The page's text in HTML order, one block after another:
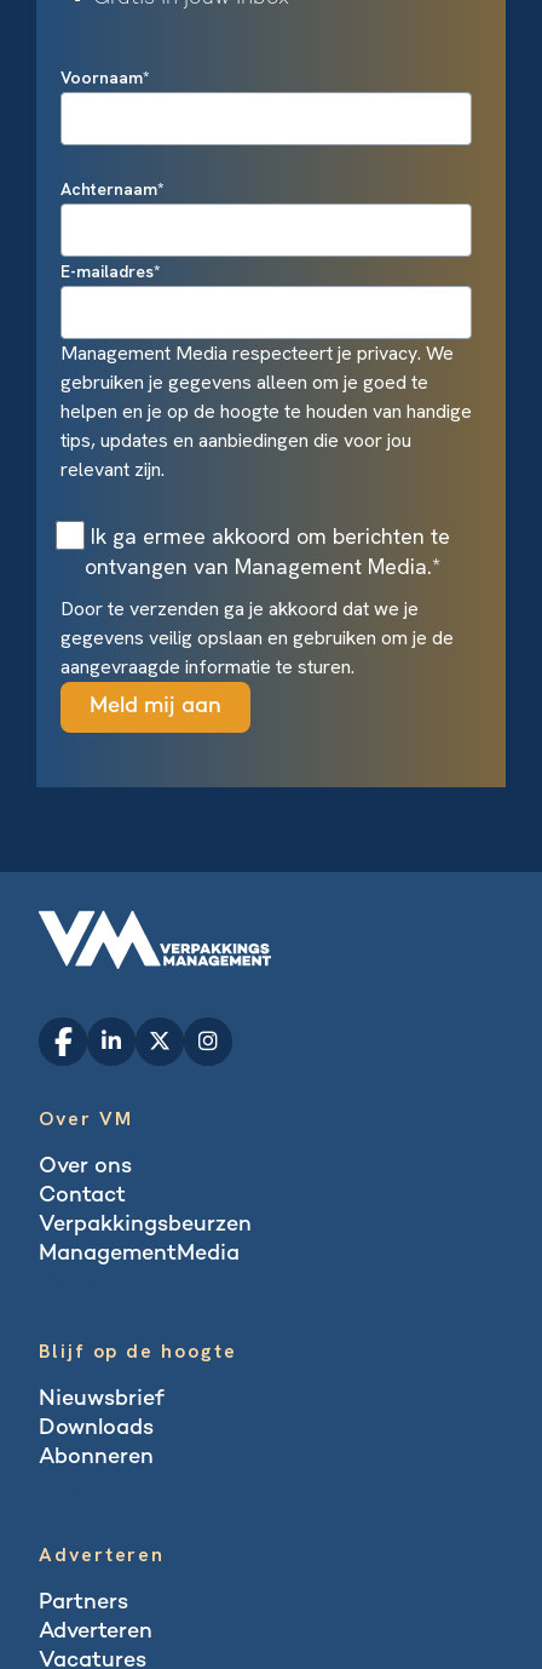
Voornaam*
Achternaam*
E-mailadres*
Management Media respecteert je privacy. We
gebruiken je gegevens alleen om je goed te
helpen en je op de hoogte te houden van handige
tips, updates en aanbiedingen die voor jou
relevant zijn.
Ik ga ermee akkoord om berichten te
ontvangen van Management Media.*
Door te verzenden ga je akkoord dat we je
gegevens veilig opslaan en gebruiken om je de
aangevraagde informatie te sturen.
Over VM
Over ons
Contact
Verpakkingsbeurzen
ManagementMedia
Blijf op de hoogte
Nieuwsbrief
Downloads
Abonneren
Adverteren
Partners
Adverteren
Vacatures